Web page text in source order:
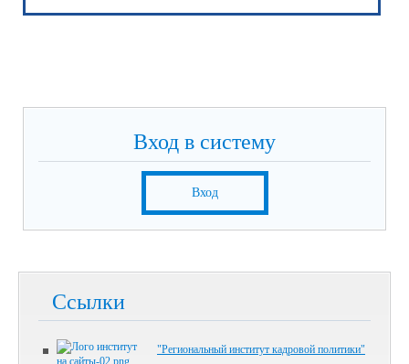
Вход в систему
Вход
Ссылки
"Региональный институт кадровой политики"